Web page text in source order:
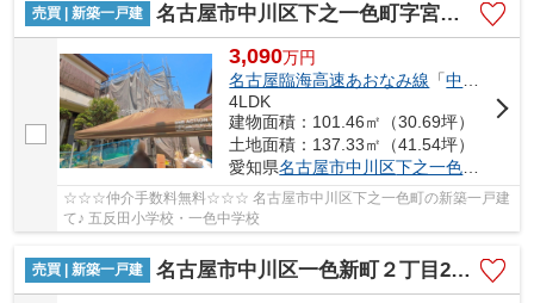
売買 | 新築一戸建 名古屋市中川区下之一色町字宮分168【仲介手数料無料】新築一戸建て 2号棟
3,090万円
名古屋臨海高速あおなみ線 「中島
4LDK
建物面積：101.46㎡（30.69坪）
土地面積：137.33㎡（41.54坪）
愛知県名古屋市中川区下之一色町
☆☆☆仲介手数料無料☆☆☆ 名古屋市中川区下之一色町の新築一戸建
て♪ 五反田小学校・一色中学校
売買 | 新築一戸建 名古屋市中川区一色新町２丁目205【仲介手数料無料】新築一戸建て 2号棟